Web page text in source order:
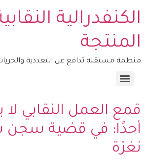
الكنفدرالية
المنتجة
منظمة مستقلة تدافع عن التعددية والحريات
قمع العمل النقابي لا
أحدًا: في قضية سجن
نغزة